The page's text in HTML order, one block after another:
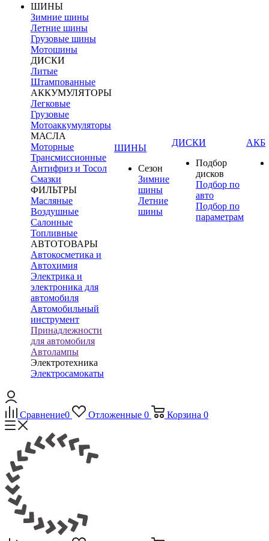
ШИНЫ
Зимние шины
Летние шины
Грузовые шины
Мотошины
ДИСКИ
Литые
Штампованные
АККУМУЛЯТОРЫ
Легковые
Грузовые
Мотоаккумуляторы
МАСЛА
Моторные
Трансмиссионные
Антифриз и Тосол
Смазки
ФИЛЬТРЫ
Масляные
Воздушные
Салонные
Топливные
АВТОТОВАРЫ
Автокосметика и
Автохимия
Электрика и
электроника для
автомобиля
Автомобильный
инструмент
Принадлежности
для автомобиля
Автолампы
Электротехника
Электросамокаты
ШИНЫ
Сезон
Зимние
шины
Летние
шины
ДИСКИ
Подбор
дисков
Подбор по
авто
Подбор по
параметрам
АКБ
Сравнение0 Отложенные 0 Корзина 0